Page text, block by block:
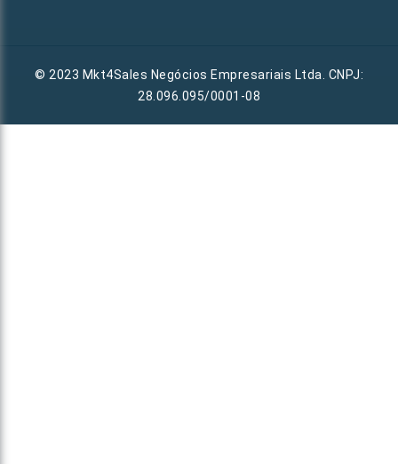
© 2023 Mkt4Sales Negócios Empresariais Ltda. CNPJ:
28.096.095/0001-08